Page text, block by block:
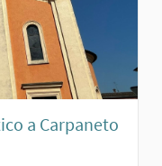
a Carpaneto